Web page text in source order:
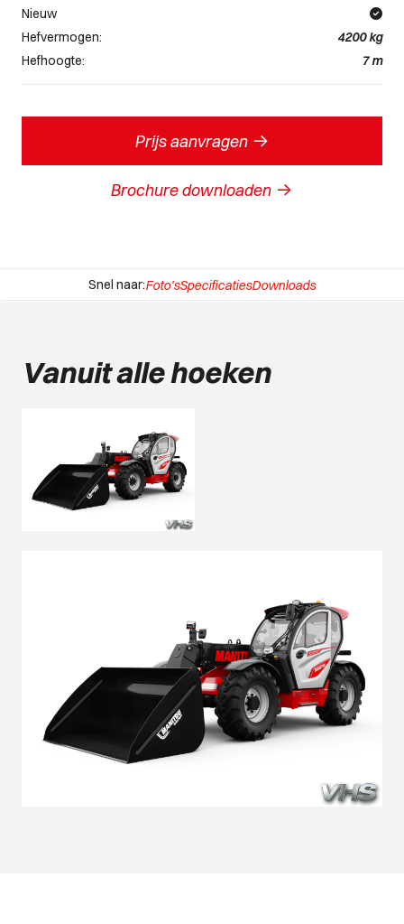
Nieuw
Hefvermogen:
4200kg
Hefhoogte:
7m
Prijs aanvragen ->
Brochure downloaden ->
Snel naar:Foto'sSpecificatiesDownloads
Vanuit alle hoeken